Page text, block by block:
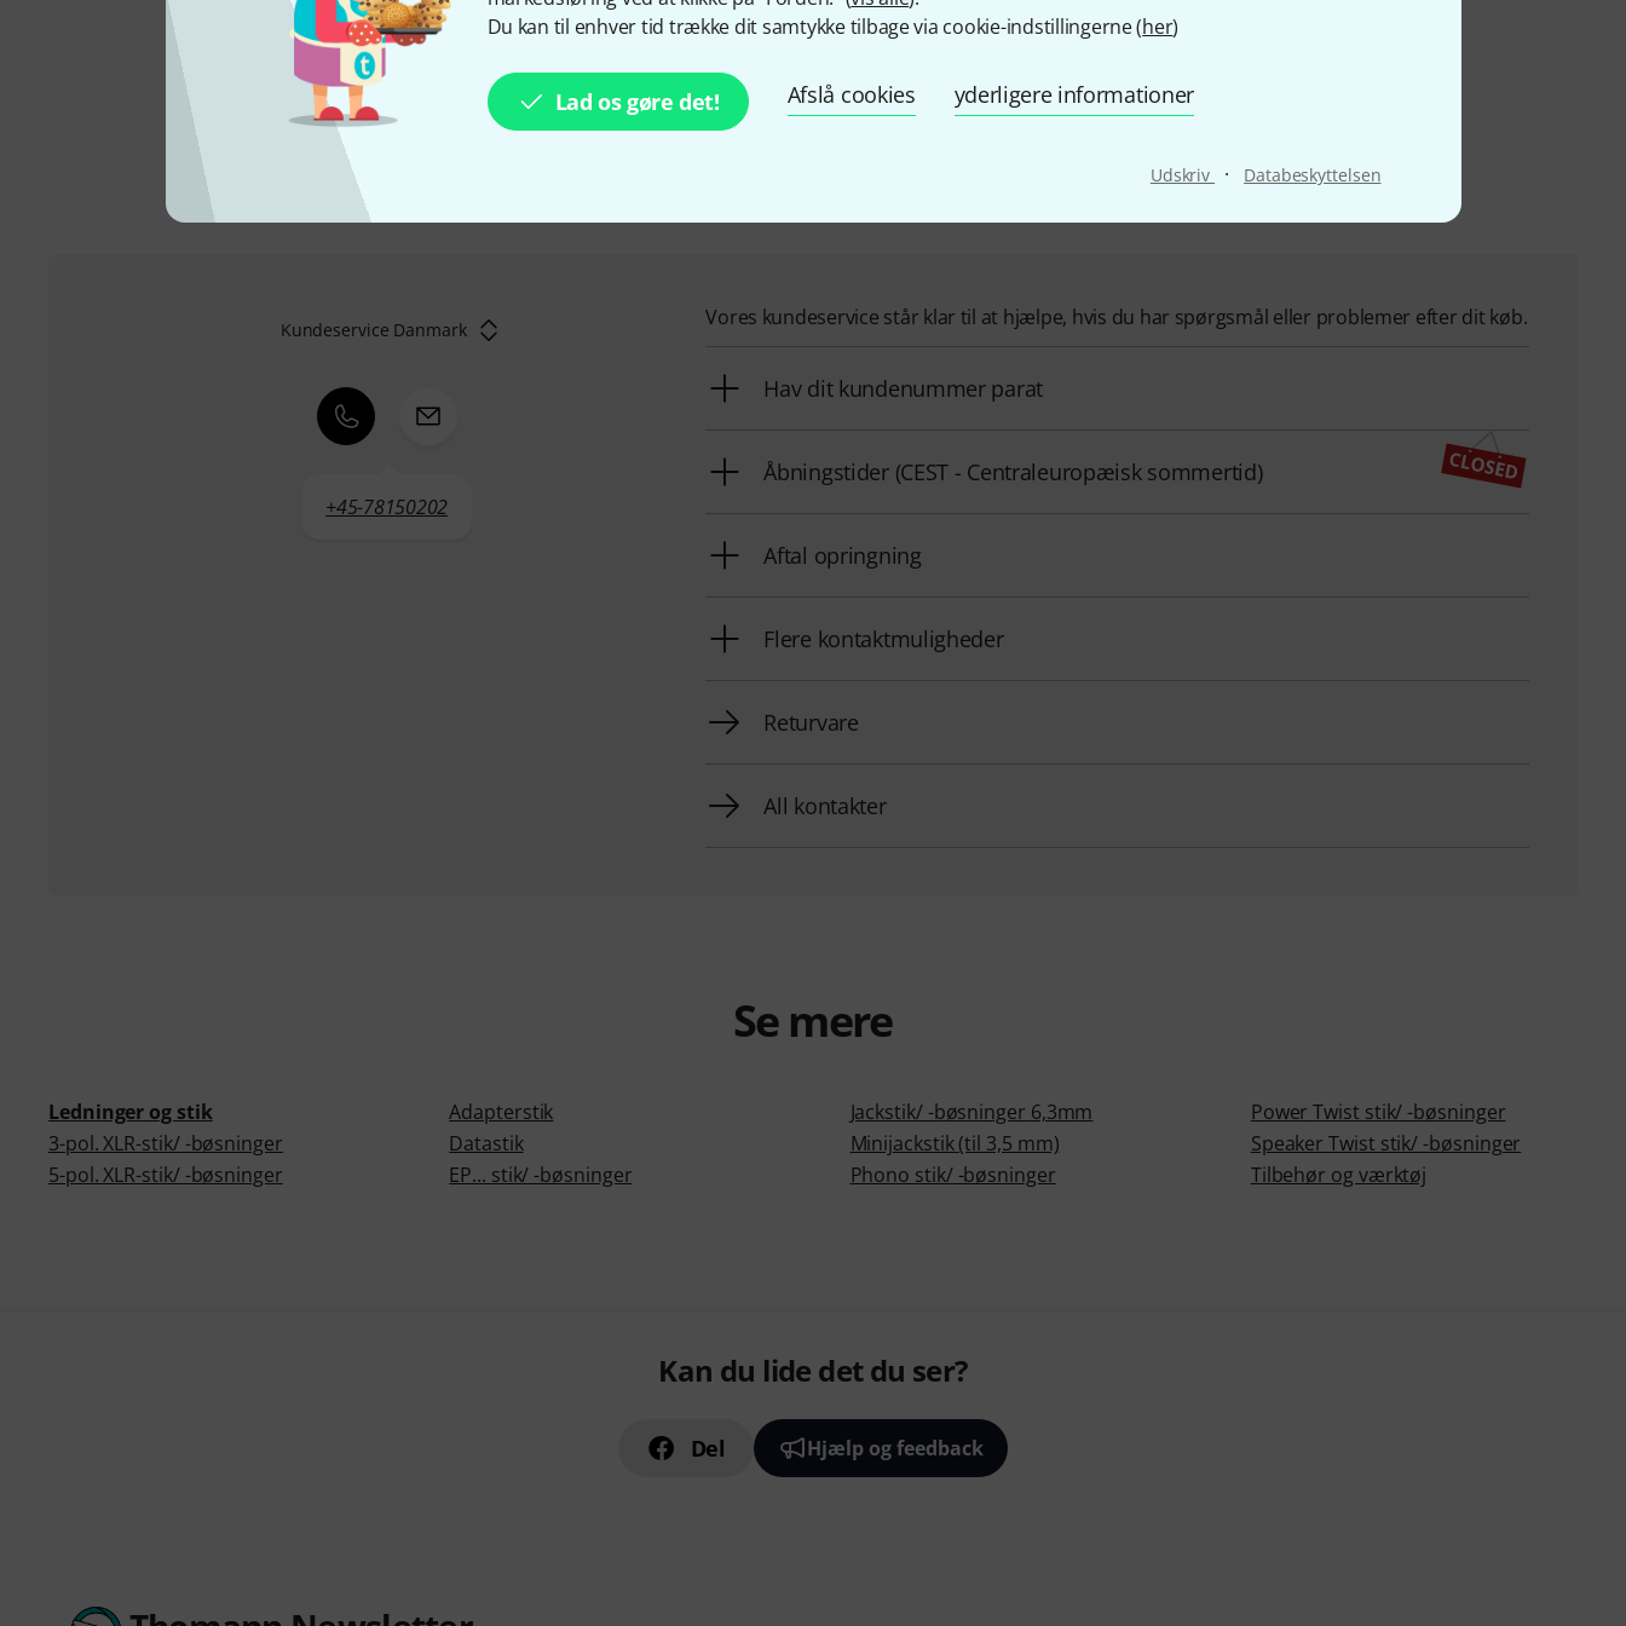
Du kan til enhver tid trække dit samtykke tilbage via cookie-indstillingerne (her)
Lad os gøre det! Afslå cookies yderligere informationer
Udskriv · Databeskyttelsen
Selvfølgelig har vi også på produkter fra Amphenol vores eksklusive 30-dages-penge garanti, 3 års garanti og
ekstra service som vores kompetente fagfolk, reperaturservice og meget mere.
Du kan finde flere oplysninger om producenten på
Sådan kontakter du os
Kundeservice Danmark
+45-78150202
Vores kundeservice står klar til at hjælpe, hvis du har spørgsmål eller problemer efter dit køb.
Hav dit kundenummer parat
Åbningstider (CEST - Centraleuropæisk sommertid)
Aftal opringning
Flere kontaktmuligheder
Returvare
All kontakter
Se mere
Ledninger og stik
3-pol. XLR-stik/ -bøsninger
5-pol. XLR-stik/ -bøsninger
Adapterstik
Datastik
EP... stik/ -bøsninger
Jackstik/ -bøsninger 6,3mm
Minijackstik (til 3,5 mm)
Phono stik/ -bøsninger
Power Twist stik/ -bøsninger
Speaker Twist stik/ -bøsninger
Tilbehør og værktøj
Kan du lide det du ser?
Del Hjælp og feedback